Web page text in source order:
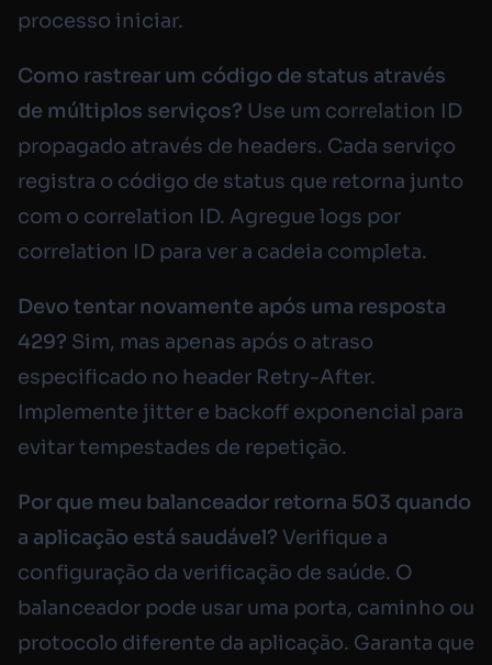
processo iniciar.
Como rastrear um código de status através
de múltiplos serviços? Use um correlation ID
propagado através de headers. Cada serviço
registra o código de status que retorna junto
com o correlation ID. Agregue logs por
correlation ID para ver a cadeia completa.
Devo tentar novamente após uma resposta
429? Sim, mas apenas após o atraso
especificado no header Retry-After.
Implemente jitter e backoff exponencial para
evitar tempestades de repetição.
Por que meu balanceador retorna 503 quando
a aplicação está saudável? Verifique a
configuração da verificação de saúde. O
balanceador pode usar uma porta, caminho ou
protocolo diferente da aplicação. Garanta que